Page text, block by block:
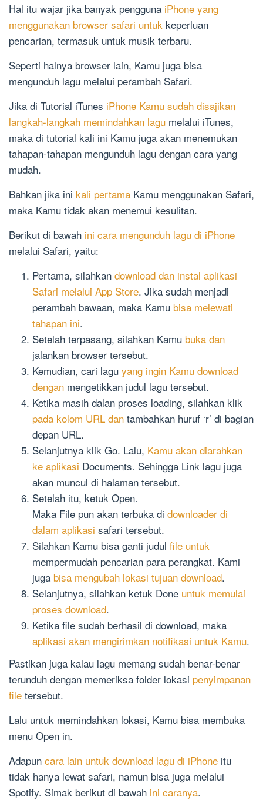
Hal itu wajar jika banyak pengguna iPhone yang
menggunakan browser safari untuk keperluan
pencarian, termasuk untuk musik terbaru.
Seperti halnya browser lain, Kamu juga bisa
mengunduh lagu melalui perambah Safari.
Jika di Tutorial iTunes iPhone Kamu sudah disajikan
langkah-langkah memindahkan lagu melalui iTunes,
maka di tutorial kali ini Kamu juga akan menemukan
tahapan-tahapan mengunduh lagu dengan cara yang
mudah.
Bahkan jika ini kali pertama Kamu menggunakan Safari,
maka Kamu tidak akan menemui kesulitan.
Berikut di bawah ini cara mengunduh lagu di iPhone
melalui Safari, yaitu:
Pertama, silahkan download dan instal aplikasi
Safari melalui App Store. Jika sudah menjadi
perambah bawaan, maka Kamu bisa melewati
tahapan ini.
Setelah terpasang, silahkan Kamu buka dan
jalankan browser tersebut.
Kemudian, cari lagu yang ingin Kamu download
dengan mengetikkan judul lagu tersebut.
Ketika masih dalan proses loading, silahkan klik
pada kolom URL dan tambahkan huruf ‘r’ di bagian
depan URL.
Selanjutnya klik Go. Lalu, Kamu akan diarahkan
ke aplikasi Documents. Sehingga Link lagu juga
akan muncul di halaman tersebut.
Setelah itu, ketuk Open.
Maka File pun akan terbuka di downloader di
dalam aplikasi safari tersebut.
Silahkan Kamu bisa ganti judul file untuk
mempermudah pencarian para perangkat. Kami
juga bisa mengubah lokasi tujuan download.
Selanjutnya, silahkan ketuk Done untuk memulai
proses download.
Ketika file sudah berhasil di download, maka
aplikasi akan mengirimkan notifikasi untuk Kamu.
Pastikan juga kalau lagu memang sudah benar-benar
terunduh dengan memeriksa folder lokasi penyimpanan
file tersebut.
Lalu untuk memindahkan lokasi, Kamu bisa membuka
menu Open in.
Adapun cara lain untuk download lagu di iPhone itu
tidak hanya lewat safari, namun bisa juga melalui
Spotify. Simak berikut di bawah ini caranya.